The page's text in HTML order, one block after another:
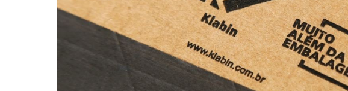
Ver todos Ver todos Ver todos